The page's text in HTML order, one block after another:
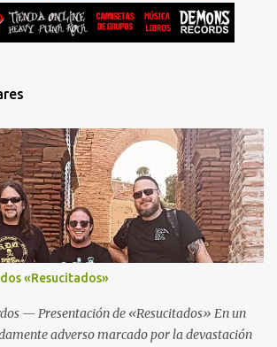
«Resucitados»
— Presentación de «Resucitados» En un
adverso marcado por la devastación